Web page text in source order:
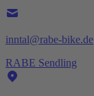
inntal@rabe-bike.de
RABE Sendling